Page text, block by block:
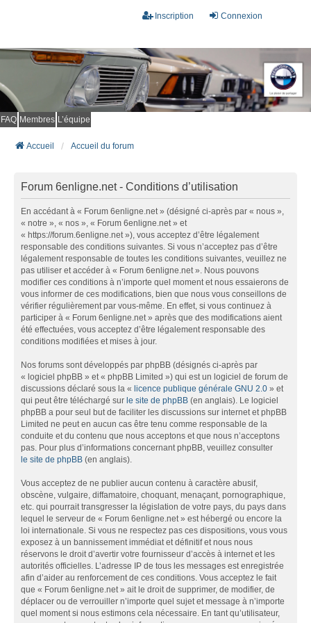
Connexion
Inscription
FAQ Membres L’équipe
Accueil Accueil du forum
Forum 6enligne.net - Conditions d’utilisation
En accédant à « Forum 6enligne.net » (désigné ci-après par « nous »,
« notre », « nos », « Forum 6enligne.net » et
« https://forum.6enligne.net »), vous acceptez d’être légalement
responsable des conditions suivantes. Si vous n’acceptez pas d’être
légalement responsable de toutes les conditions suivantes, veuillez ne
pas utiliser et accéder à « Forum 6enligne.net ». Nous pouvons
modifier ces conditions à n’importe quel moment et nous essaierons de
vous informer de ces modifications, bien que nous vous conseillons de
vérifier régulièrement par vous-même. En effet, si vous continuez à
participer à « Forum 6enligne.net » après que des modifications aient
été effectuées, vous acceptez d’être légalement responsable des
conditions modifiées et mises à jour.
Nos forums sont développés par phpBB (désignés ci-après par
« logiciel phpBB » et « phpBB Limited ») qui est un logiciel de forum de
discussions déclaré sous la « licence publique générale GNU 2.0 » et
qui peut être téléchargé sur le site de phpBB (en anglais). Le logiciel
phpBB a pour seul but de faciliter les discussions sur internet et phpBB
Limited ne peut en aucun cas être tenu comme responsable de la
conduite et du contenu que nous acceptons et que nous n’acceptons
pas. Pour plus d’informations concernant phpBB, veuillez consulter
le site de phpBB (en anglais).
Vous acceptez de ne publier aucun contenu à caractère abusif,
obscène, vulgaire, diffamatoire, choquant, menaçant, pornographique,
etc. qui pourrait transgresser la législation de votre pays, du pays dans
lequel le serveur de « Forum 6enligne.net » est hébergé ou encore la
loi internationale. Si vous ne respectez pas ces dispositions, vous vous
exposez à un bannissement immédiat et définitif et nous nous
réservons le droit d’avertir votre fournisseur d’accès à internet et les
autorités officielles. L’adresse IP de tous les messages est enregistrée
afin d’aider au renforcement de ces conditions. Vous acceptez le fait
que « Forum 6enligne.net » ait le droit de supprimer, de modifier, de
déplacer ou de verrouiller n’importe quel sujet et message à n’importe
quel moment si nous estimons cela nécessaire. En tant qu’utilisateur,